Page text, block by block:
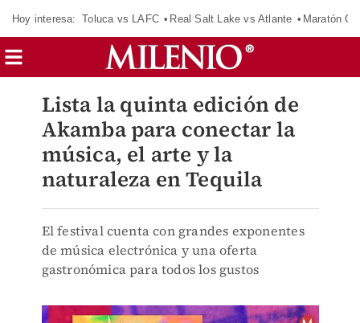
Hoy interesa: Toluca vs LAFC Real Salt Lake vs Atlante Maratón
Lista la quinta edición de
Akamba para conectar la
música, el arte y la
naturaleza en Tequila
El festival cuenta con grandes exponentes
de música electrónica y una oferta
gastronómica para todos los gustos